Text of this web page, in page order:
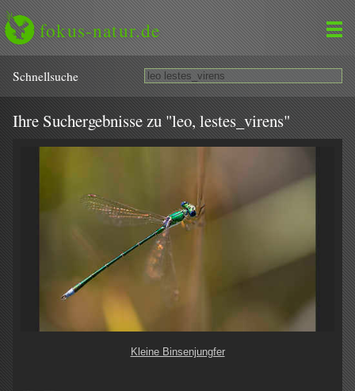
fokus-natur.de
Schnell­suche
Ihre Suchergebnisse zu "leo, lestes_virens"
Kleine Binsenjungfer